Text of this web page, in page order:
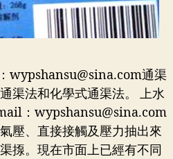
wypshansu@sina.com通渠
渠法和化學式通渠法。 上水
： wypshansu@sina.com
壓、直接接觸及壓力抽出來
揼。現在市面上已經有不同